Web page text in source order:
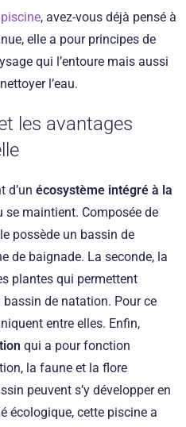
, avez-vous déjà pensé à
elle a pour principes de
qui l’entoure mais aussi
l’eau.
les avantages
d’un écosystème intégré à la
se maintient. Composée de
possède un bassin de
de baignade. La seconde, la
plantes qui permettent
bassin de natation. Pour ce
entre elles. Enfin,
qui a pour fonction
la faune et la flore
peuvent s’y développer en
écologique, cette piscine a